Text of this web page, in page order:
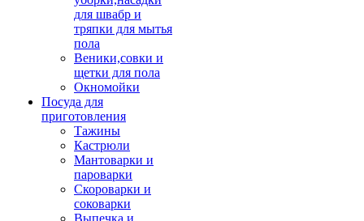
для швабр и
тряпки для мытья
пола
Веники,совки и
щетки для пола
Окномойки
Посуда для
приготовления
Тажины
Кастрюли
Мантоварки и
пароварки
Скороварки и
соковарки
Выпечка и